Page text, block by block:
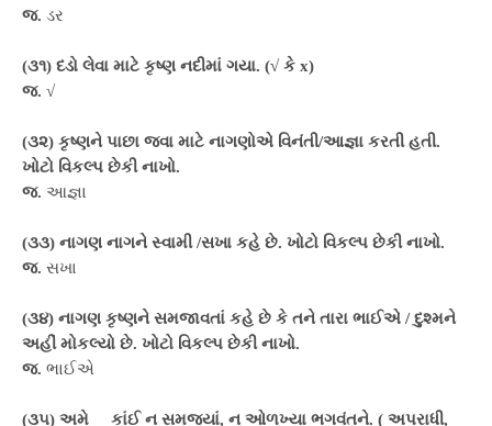
જ. ડર
(૩૧) દડો લેવા માટે કૃષ્ણ નદીમાં ગયા. (√ કે x)
જ. √
(૩૨) કૃષ્ણને પાછા જવા માટે નાગણોએ વિનંતી/આજ્ઞા કરતી હતી.
ખોટો વિકલ્પ છેકી નાખો.
જ. આજ્ઞા
(૩૩) નાગણ નાગને સ્વામી /સખા કહે છે. ખોટો વિકલ્પ છેકી નાખો.
જ. સખા
(૩૪) નાગણ કૃષ્ણને સમજાવતાં કહે છે કે તને તારા ભાઈએ / દુશ્મને
અહીં મોકલ્યો છે. ખોટો વિકલ્પ છેકી નાખો.
જ. ભાઈએ
(૩૫) અમે__ કાંઈ ન સમજ્યાં, ન ઓળખ્યા ભગવંતને. ( અપરાધી,